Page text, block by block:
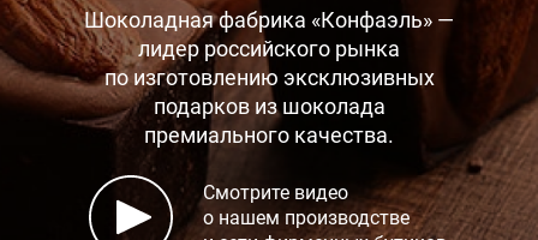
Шоколадная фабрика «Конфаэль» —
лидер российского рынка
по изготовлению эксклюзивных
подарков из шоколада
премиального качества.
Смотрите видео
о нашем производстве